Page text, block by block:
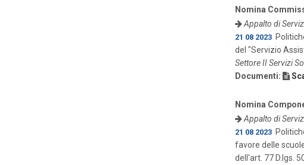
Nomina
Appalto di
21 08 2023
del "Servizio
Settore II Servizi
Documenti:
Nomina
Appalto di
21 08 2023
favore delle
dell'art. 77 D.lgs.